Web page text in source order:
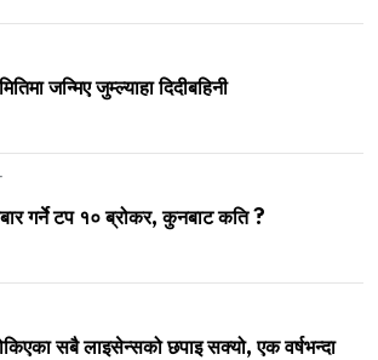
जन्मिए जुम्ल्याहा दिदीबहिनी
गर्ने टप १० ब्रोकर, कुनबाट कति ?
सबै लाइसेन्सको छपाइ सक्यो, एक वर्षभन्दा